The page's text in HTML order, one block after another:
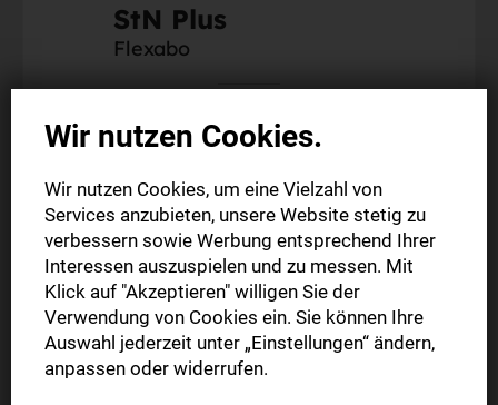
StN Plus
Flexabo
Alle Web-Inhalte der StN-App
Flexibel monatlich kündbar
1 Jahr vierwöchentlich
10,00 €
reduziert
statt 13,00 €
Wir nutzen Cookies.
Wir nutzen Cookies, um eine Vielzahl von
Services anzubieten, unsere Website stetig zu
verbessern sowie Werbung entsprechend Ihrer
Interessen auszuspielen und zu messen. Mit
Klick auf "Akzeptieren" willigen Sie der
Verwendung von Cookies ein. Sie können Ihre
Auswahl jederzeit unter „Einstellungen“ ändern,
anpassen oder widerrufen.